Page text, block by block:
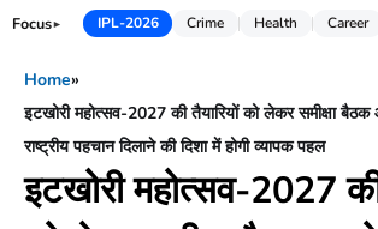
Focus► IPL-2026 Crime Health Career
Home»
इटखोरी महोत्सव-2027 की तैयारियों को लेकर समीक्षा
राष्ट्रीय पहचान दिलाने की दिशा में होगी व्यापक पहल
इटखोरी महोत्सव-2027 की